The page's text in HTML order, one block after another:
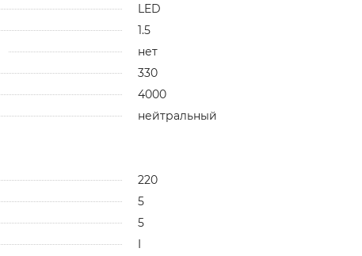
LED
1.5
нет
330
4000
нейтральный
220
5
5
I